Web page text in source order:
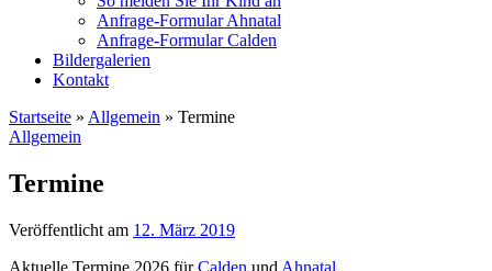
Anfrage-Formular Ahnatal
Anfrage-Formular Calden
Bildergalerien
Kontakt
Startseite » Allgemein » Termine
Allgemein
Termine
Veröffentlicht am 12. März 2019
Aktuelle Termine 2026 fürCalden und Ahnatal.